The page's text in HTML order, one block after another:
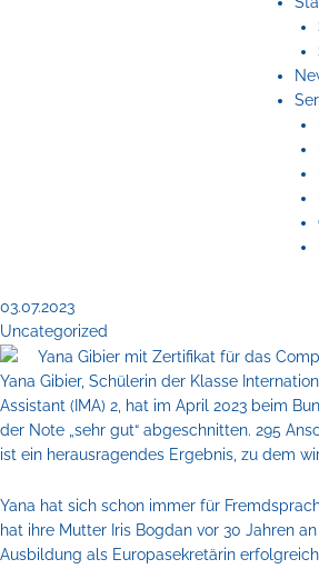
03.07.2023
Uncategorized
Yana Gibier, Schülerin der Klasse
Assistant (IMA) 2, hat im April 2023 beim
der Note „sehr gut“ abgeschnitten. 295
ist ein herausragendes Ergebnis, zu dem
Yana hat sich schon immer für
hat ihre Mutter Iris Bogdan vor 30 Jahren an
Ausbildung als Europasekretärin